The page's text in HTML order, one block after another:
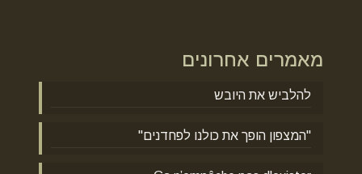
מאמרים אחרונים
להלביש את היובש
"המצפון הופך את כולנו לפחדנים"